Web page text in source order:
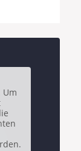
Um